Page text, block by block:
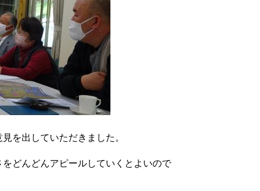
を出していただきました。
どんどんアピールしていくとよいので